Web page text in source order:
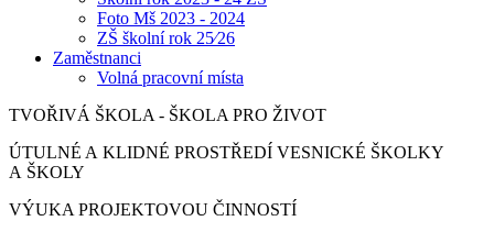
Foto Mš 2023 - 2024
ZŠ školní rok 25⁄26
Zaměstnanci
Volná pracovní místa
TVOŘIVÁ ŠKOLA - ŠKOLA PRO ŽIVOT
ÚTULNÉ A KLIDNÉ PROSTŘEDÍ VESNICKÉ ŠKOLKY
A ŠKOLY
VÝUKA PROJEKTOVOU ČINNOSTÍ